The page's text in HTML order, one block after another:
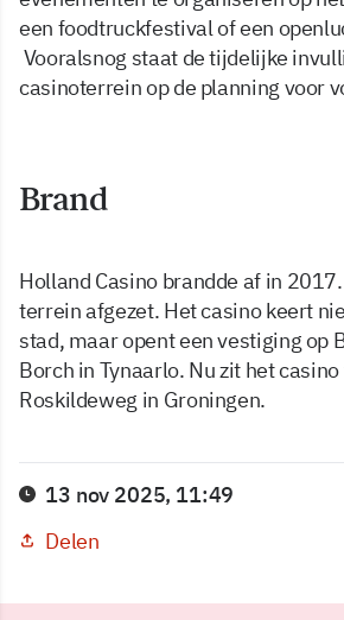
een foodtruckfestival of een
Vooralsnog staat de tijdelijke
casinoterrein op de planning voor
Brand
Holland Casino brandde af in
terrein afgezet. Het casino keert
stad, maar opent een vestiging op
Borch in Tynaarlo. Nu zit het
Roskildeweg in Groningen.
13 nov 2025, 11:49
Delen